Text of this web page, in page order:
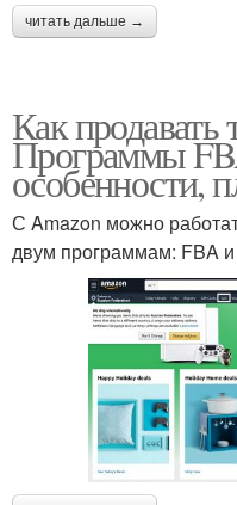
читать дальше →
Как
Программы
особенности,
С Amazon можно
двум программам: FBA